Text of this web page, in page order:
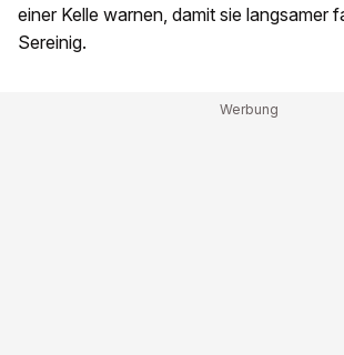
einer Kelle warnen, damit sie langsamer
Sereinig.